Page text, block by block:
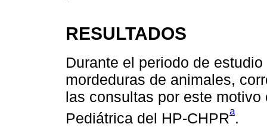
RESULTADOS
Durante el periodo de
mordeduras de animales,
las consultas por este
Pediátrica del HP-CHPRa.